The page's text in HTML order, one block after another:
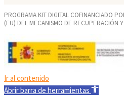
PROGRAMA KIT DIGITAL COFINANCIADO
(EU) DEL MECANISMO DE RECUPERACIÓN
Ir al contenido
Abrir barra de herramientas